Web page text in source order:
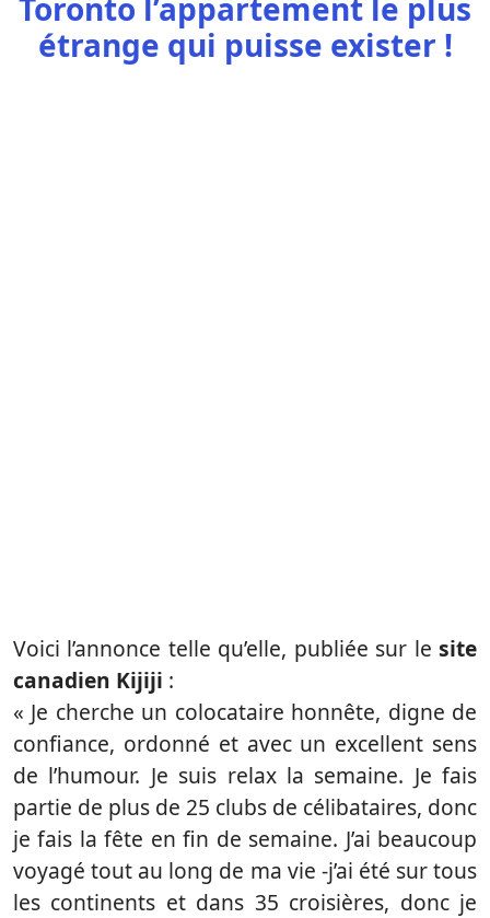
Toronto l’appartement le plus
étrange qui puisse exister !
Voici l’annonce telle qu’elle, publiée sur le site
canadien Kijiji :
« Je cherche un colocataire honnête, digne de
confiance, ordonné et avec un excellent sens
de l’humour. Je suis relax la semaine. Je fais
partie de plus de 25 clubs de célibataires, donc
je fais la fête en fin de semaine. J’ai beaucoup
voyagé tout au long de ma vie -j’ai été sur tous
les continents et dans 35 croisières, donc je